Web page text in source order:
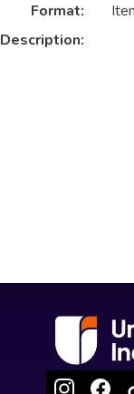
Format:
Description: